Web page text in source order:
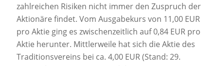
zahlreichen Risiken nicht immer den Zuspruch der
Aktionäre findet. Vom Ausgabekurs von 11,00 EUR
pro Aktie ging es zwischenzeitlich auf 0,84 EUR pro
Aktie herunter. Mittlerweile hat sich die Aktie des
Traditionsvereins bei ca. 4,00 EUR (Stand: 29.